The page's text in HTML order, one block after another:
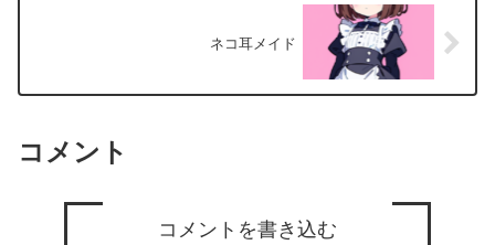
ネコ耳メイド
コメント
コメントを書き込む